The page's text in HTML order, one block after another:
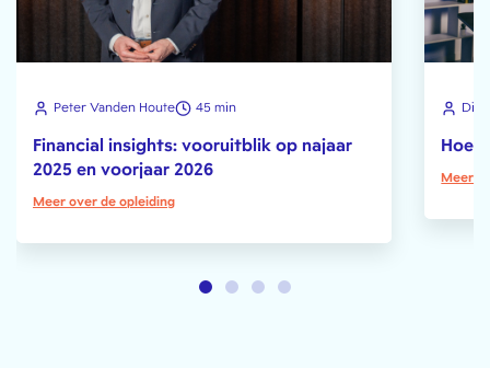
Peter Vanden Houte 45 min
Financial insights: vooruitblik op najaar
2025 en voorjaar 2026
Meer over de opleiding
Dirk
Hoe
Meer